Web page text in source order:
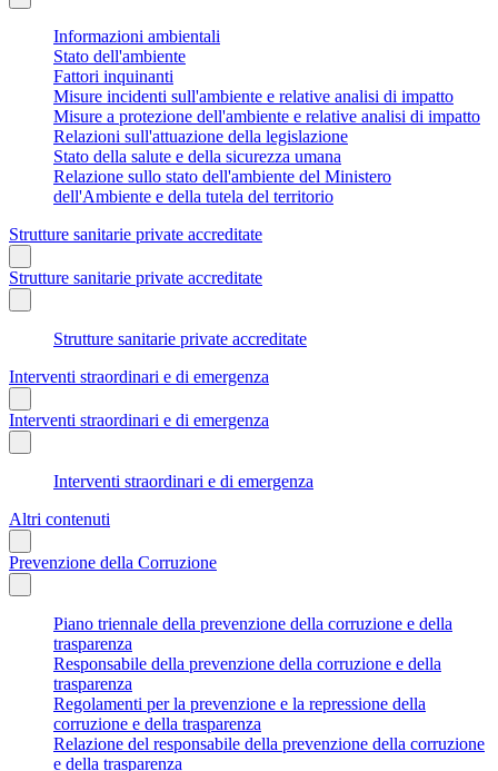
Informazioni ambientali
Stato dell'ambiente
Fattori inquinanti
Misure incidenti sull'ambiente e relative analisi di impatto
Misure a protezione dell'ambiente e relative analisi di impatto
Relazioni sull'attuazione della legislazione
Stato della salute e della sicurezza umana
Relazione sullo stato dell'ambiente del Ministero
dell'Ambiente e della tutela del territorio
Strutture sanitarie private accreditate
Strutture sanitarie private accreditate
Strutture sanitarie private accreditate
Interventi straordinari e di emergenza
Interventi straordinari e di emergenza
Interventi straordinari e di emergenza
Altri contenuti
Prevenzione della Corruzione
Piano triennale della prevenzione della corruzione e della
trasparenza
Responsabile della prevenzione della corruzione e della
trasparenza
Regolamenti per la prevenzione e la repressione della
corruzione e della trasparenza
Relazione del responsabile della prevenzione della corruzione
e della trasparenza